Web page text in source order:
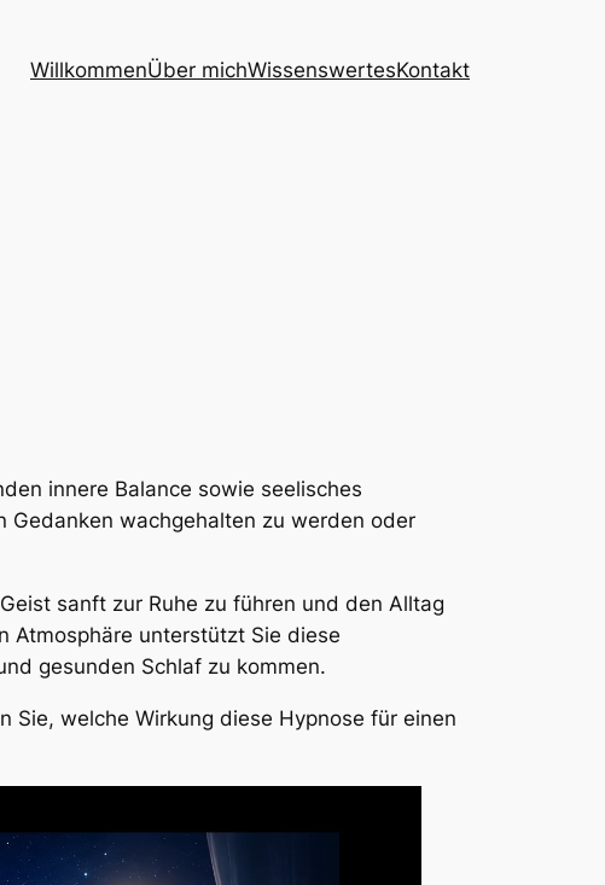
WillkommenÜber michWissenswertesKontakt
innere Balance sowie seelisches
Gedanken wachgehalten zu werden oder
sanft zur Ruhe zu führen und den Alltag
Atmosphäre unterstützt Sie diese
gesunden Schlaf zu kommen.
welche Wirkung diese Hypnose für einen